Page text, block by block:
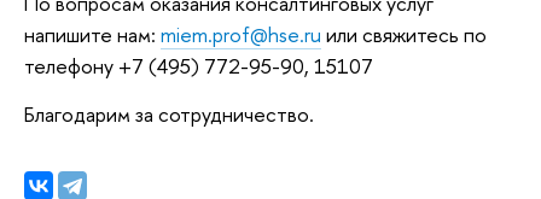
напишите нам: miem.prof@hse.ru или свяжитесь по
телефону +7 (495) 772-95-90, 15107
Благодарим за сотрудничество.